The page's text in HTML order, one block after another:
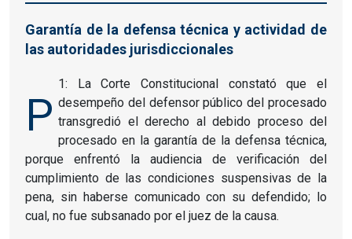
Garantía de la defensa técnica y actividad de
las autoridades jurisdiccionales
P
1: La Corte Constitucional constató que el
desempeño del defensor público del procesado
transgredió el derecho al debido proceso del
procesado en la garantía de la defensa técnica,
porque enfrentó la audiencia de verificación del
cumplimiento de las condiciones suspensivas de la
pena, sin haberse comunicado con su defendido; lo
cual, no fue subsanado por el juez de la causa.